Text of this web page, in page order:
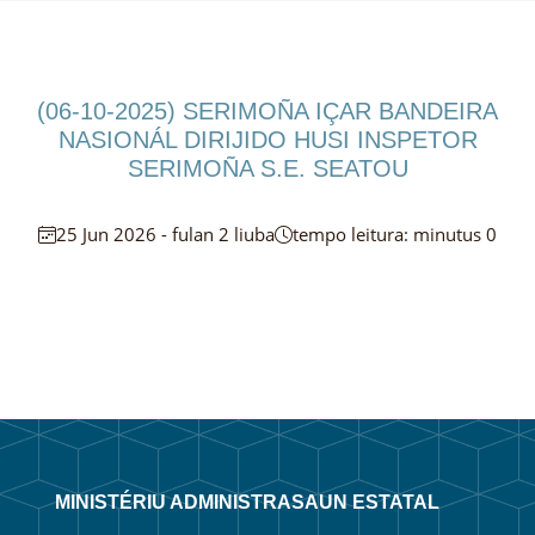
(06-10-2025) SERIMOÑA IÇAR BANDEIRA
NASIONÁL DIRIJIDO HUSI INSPETOR
SERIMOÑA S.E. SEATOU
25 Jun 2026 - fulan 2 liuba tempo leitura: minutus 0
MINISTÉRIU ADMINISTRASAUN ESTATAL